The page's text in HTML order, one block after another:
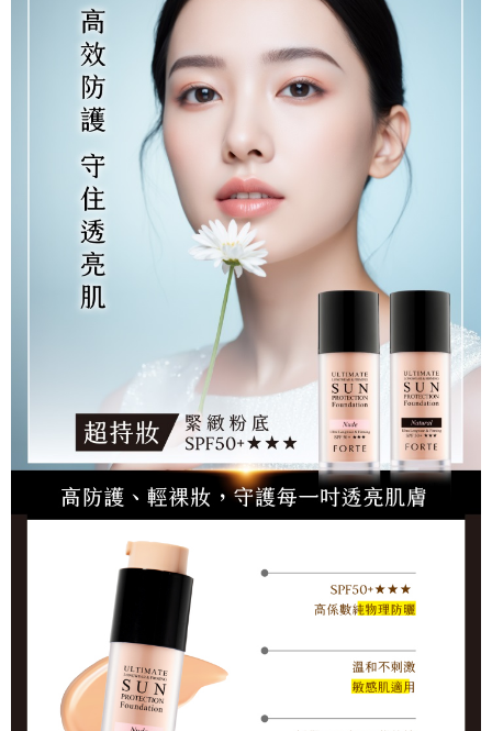
台灣樂天信用卡公司
大哥付你分期
【大哥付你分期使用說明】
1.本服務由台灣大哥大提供，台灣大哥大用戶可立即使用無須另外申請。
2.付款方式選擇「大哥付你分期」，訂單成立後會自動跳轉到大哥付的交易
流程，驗證手機門號後，選擇欲分期的期數、繳款截止日，確認付款後即完
3.實際核准額度、可分期數及費用金額請依後續交易確認頁面所載為準。
4.訂單成立30分鐘內，如未前往確認交易或遇審核未通過，訂單將自動取
消。如遇「轉專審核」未通過狀況，表示未達大哥付你分期系統評分，恕無
法說明評估內容。
【繳款方式說明】
1.分期款項不併入電信帳單，「大哥付你分期」於每月結算日後寄送繳費提
2.透過簡訊連結打開帳單後，可選擇「超商條碼／台灣大直營門市／銀行轉
帳／街口支付／iPASS MONEY」等通路繳費。
1.本服務係由「台灣大哥大股份有限公司」（以下簡稱本公司）所提供，讓
用戶於交易時，得透過本服務購買商品或服務，並由商店將買賣／分期付款
買賣價金債權讓與本公司後，依約使用本公司帳單繳交帳款。
2.基於同意付款使用「大哥付你分期」之契約關係目的，商店將以您的個人
資料（包含姓名、電話或地址）提供予台灣大哥大進項蒐集、處理及利用，
由本公司與您本人進行分期帳單所需資料之確認、核對及更正。
3.完整用戶服務條款，請詳閱以下連結：https://oppay.tw/userRule
AFTEE先享後付
【關於「AFTEE先享後付」】
AFTEE先享後付是「在收到商品之後才付款」的支付方式。 讓您購物簡單
便利好安心！
１．簡單：不需註冊會員、不需綁卡、不需儲值。
２．便利：只要手機號碼，簡訊認證，即可結帳。
３．安心：先確認商品／服務後，再付款。
【「AFTEE先享後付」結帳流程】
１．於結帳方式選擇「AFTEE先享後付」後，將跳轉至「AFTEE先享後付」
結帳頁面，進行簡訊認證並確認金額後，即可完成結帳。
２．訂單成立數日內，您將收到繳費通知簡訊。
３．收到繳費通知簡訊後14天內，點擊此簡訊中的連結，可透過四大超商／
ATM／網路銀行／等多元方式進行付款，方視為交易完成。
※ 請注意：結帳手續完成當下不需立刻繳費，但若您需要取消訂單，請聯絡
購買商品的店家。未經商家同意取消之訂單仍視為有效，需透過AFTEE先享
後付繳納相關費用。
※ 交易是否成功請以「AFTEE先享後付 」之結帳頁面顯示為準，若有關於
是否繳費成功／繳費後需取消欲退款等相關疑問，請聯繫「AFTEE先享後付
客戶支援中心」https://netprotections.freshdesk.com/support/home
１．透過由恩沛科技股份有限公司提供之「AFTEE先享後付」服務完成之交
易，需依本服務之必要範圍內提供個人資料，並將交易相關給付款項請求債
權轉讓予恩沛科技股份有限公司。
２．關於個人資料處理事宜，請瀏覽以下網址：
https://aftee.tw/terms/#terms3
３．未成年的使用者請事先徵得法定代理人或監護人之同意方可使用
「AFTEE先享後付」，若未經同意申辦者引起之損失，本公司不負相關責
４．使用「AFTEE先享後付」時，將依據個別帳號之用戶狀況，依本公司即
Hami Point
「Hami Point」為中華電信所提供之點數服務，可於會員專區綁定中華電信
會員帳號後，即可在購物車使用 Hami Point 折抵消費金額 (1點等於1元)。
每筆NT$90，滿NT$1,000(含以上)免運費
付款後全家取貨
每筆NT$90，滿NT$1,000(含以上)免運費
萊爾富取貨付款
每筆NT$90，滿NT$1,000(含以上)免運費
付款後萊爾富取貨
每筆NT$90，滿NT$1,000(含以上)免運費
7-11取貨付款
每筆NT$90，滿NT$1,000(含以上)免運費
付款後7-11取貨